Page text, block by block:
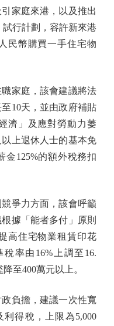
家庭來港，以及推出
試行計劃，容許新來港
民幣購買一手住宅物
家庭，該會建議將法
10天，並由政府補貼
濟」及應對勞動力萎
上退休人士的基本免
金125%的額外稅務扣
爭力方面，該會呼籲
據「能者多付」原則
高住宅物業租賃印花
率由16%上調至16.
至400萬元以上。
負擔，建議一次性寬
利得稅，上限為5,000